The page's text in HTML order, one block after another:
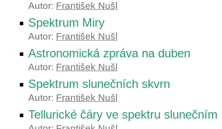
Autor: František Nušl
Spektrum Miry
Autor: František Nušl
Astronomická zpráva na duben
Autor: František Nušl
Spektrum slunečních skvrn
Autor: František Nušl
Tellurické čáry ve spektru slunečním